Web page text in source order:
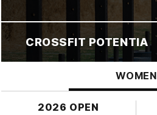
CROSSFIT POTENTIA
WOMEN
2026 OPEN